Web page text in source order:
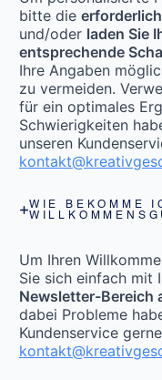
bitte die
und/oder laden Sie
entsprechende
Ihre Angaben
zu vermeiden.
für ein optimales
Schwierigkeiten
unseren
WIE BEKOMME
Um Ihren
Sie sich einfach mit
Newsletter-Bereich
dabei Probleme
Kundenservice